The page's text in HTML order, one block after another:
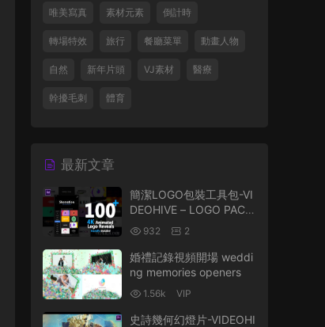
唯美寫真 素材元素 倒計時
轉場特效 旅行 餐廳菜單 動畫人物
自然 新年片頭 VJ素材 醫療
幹擾毛刺 體育
最新文章
簡潔LOGO包裝工具包-VI
DEOHIVE – LOGO PACK
V.1.1 – 24632699 – PRO
JECT & SCRIPT FOR AF
TER EFFECTS
932 2
婚禮記錄視頻開場 weddi
ng memories openers
1.56k VIP
史詩幾何幻燈片-VIDEOHI